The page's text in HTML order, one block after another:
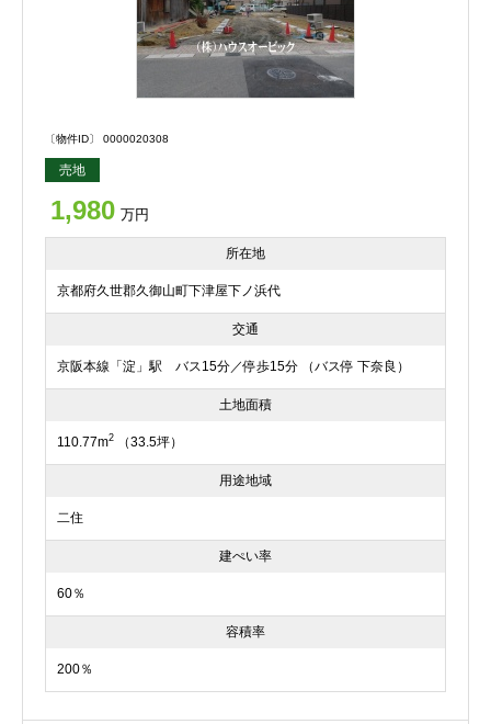
〔物件ID〕 0000020308
売地
1,980 万円
所在地
京都府久世郡久御山町下津屋下ノ浜代
交通
京阪本線「淀」駅 バス15分／停歩15分 （バス停 下奈良）
土地面積
110.77m2 （33.5坪）
用途地域
二住
建ぺい率
60％
容積率
200％